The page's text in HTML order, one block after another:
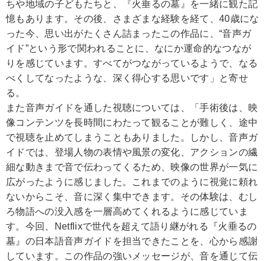
ちや地域の子どもたちと、『火垂るの墓』を一緒に観た記
憶もあります。その後、さまざまな経験を経て、40歳にな
った今、思い出がたくさん詰まったこの作品に、“音声ガ
イド”という形で関われることに、なにか運命的なつなが
りを感じています。すべてがつながっているようで、なる
べくしてなったような、深く得心する思いです」と寄せ
る。
また音声ガイドを通した視聴については、「手術後は、映
像コンテンツを長時間にわたって観ることが難しく、途中
で視聴を止めてしまうこともありました。しかし、音声ガ
イドでは、登場人物の表情や風景の変化、アクションの繊
細な動きまで音で伝わってくるため、映像の世界が一気に
広がったように感じました。これまでのように視覚に頼れ
ないからこそ、音に深く集中できます。その体験は、むし
ろ物語への没入感を一層高めてくれるように感じていま
す。今回、Netflixで世代を超えて語り継がれる『火垂るの
墓』の日本語音声ガイドを担当できたことを、心から感謝
しています。この作品の強いメッセージが、音を通じて伝